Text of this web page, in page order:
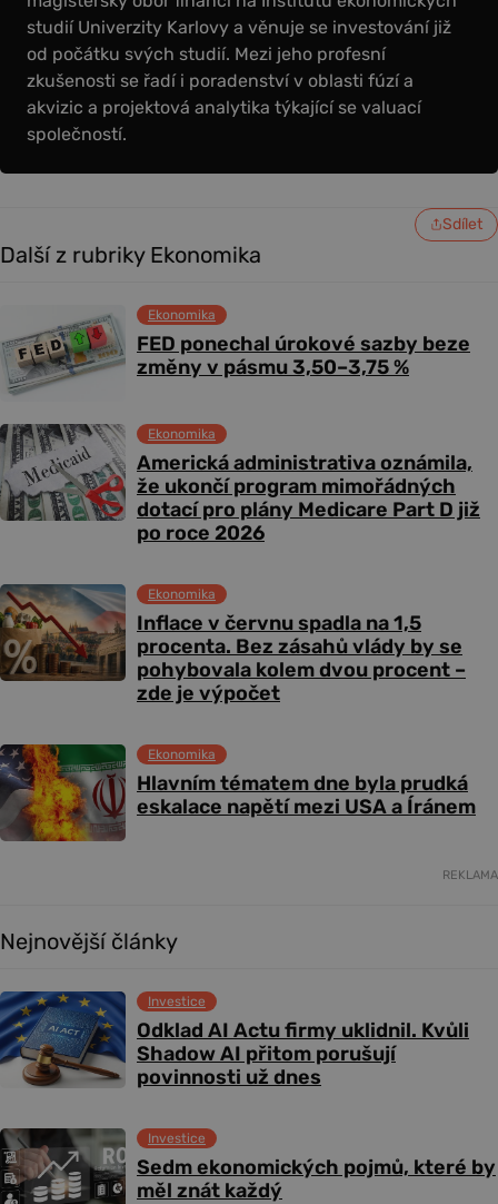
studií Univerzity Karlovy a věnuje se investování již
od počátku svých studií. Mezi jeho profesní
zkušenosti se řadí i poradenství v oblasti fúzí a
akvizic a projektová analytika týkající se valuací
společností.
Sdílet
Další z rubriky Ekonomika
FED ponechal úrokové sazby beze
změny v pásmu 3,50–3,75 %
Ekonomika
Americká administrativa oznámila,
že ukončí program mimořádných
dotací pro plány Medicare Part D již
po roce 2026
Ekonomika
Inflace v červnu spadla na 1,5
procenta. Bez zásahů vlády by se
pohybovala kolem dvou procent –
zde je výpočet
Ekonomika
Hlavním tématem dne byla prudká
eskalace napětí mezi USA a Íránem
Ekonomika
REKLAMA
Nejnovější články
Odklad AI Actu firmy uklidnil. Kvůli
Shadow AI přitom porušují
povinnosti už dnes
Investice
Sedm ekonomických pojmů, které by
měl znát každý
Investice